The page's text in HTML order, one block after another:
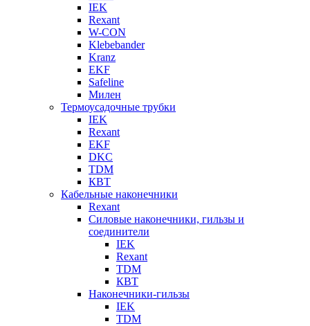
IEK
Rexant
W-CON
Klebebander
Kranz
EKF
Safeline
Милен
Термоусадочные трубки
IEK
Rexant
EKF
DKC
TDM
КВТ
Кабельные наконечники
Rexant
Силовые наконечники, гильзы и
соединители
IEK
Rexant
TDM
КВТ
Наконечники-гильзы
IEK
TDM